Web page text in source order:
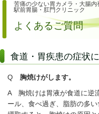
苦痛の少ない胃カメラ・大腸内
駅前胃腸・肛門クリニック
よくあるご質問
食道・胃疾患の症状
Q 胸焼けがします。
A 胸焼けは胃液が食道に逆
ール、食べ過ぎ、脂肪の多